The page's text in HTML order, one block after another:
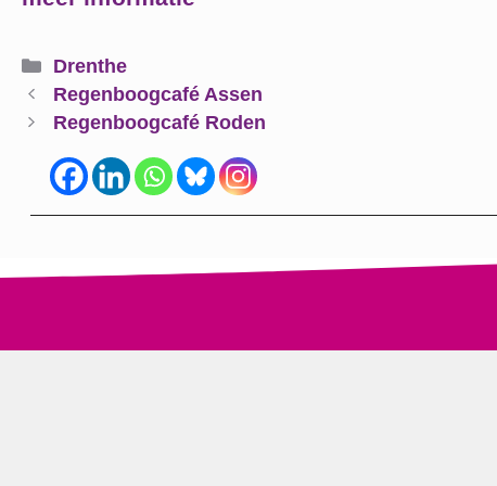
Categorieën
Drenthe
Regenboogcafé Assen
Regenboogcafé Roden